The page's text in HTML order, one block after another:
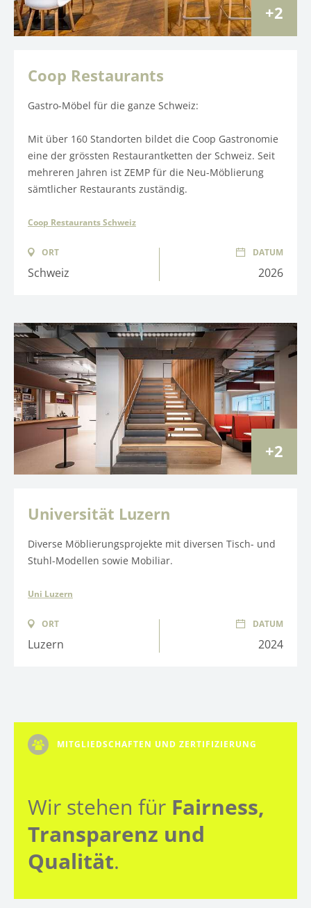
2
Coop Restaurants
Gastro-Möbel für die ganze Schweiz:
Mit über 160 Standorten bildet die Coop Gastronomie
eine der grössten Restaurantketten der Schweiz. Seit
mehreren Jahren ist ZEMP für die Neu-Möblierung
sämtlicher Restaurants zuständig.
Coop Restaurants Schweiz
ORT
Schweiz
DATUM
2026
2
Universität Luzern
Diverse Möblierungsprojekte mit diversen Tisch- und
Stuhl-Modellen sowie Mobiliar.
Uni Luzern
ORT
Luzern
DATUM
2024
MITGLIEDSCHAFTEN UND ZERTIFIZIERUNG
Wir stehen für Fairness,
Transparenz und
Qualität.